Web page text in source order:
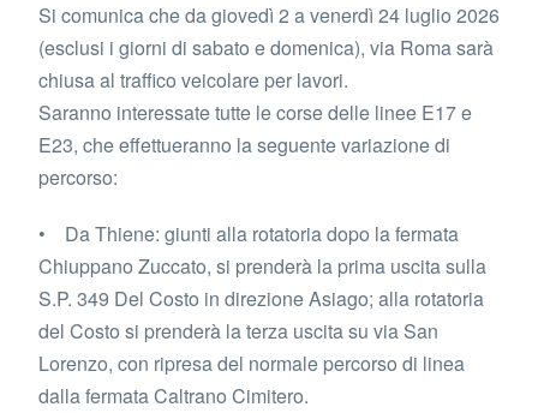
Si comunica che da giovedì 2 a venerdì 24 luglio 2026
(esclusi i giorni di sabato e domenica), via Roma sarà
chiusa al traffico veicolare per lavori.
Saranno interessate tutte le corse delle linee E17 e
E23, che effettueranno la seguente variazione di
percorso:
• Da Thiene: giunti alla rotatoria dopo la fermata
Chiuppano Zuccato, si prenderà la prima uscita sulla
S.P. 349 Del Costo in direzione Asiago; alla rotatoria
del Costo si prenderà la terza uscita su via San
Lorenzo, con ripresa del normale percorso di linea
dalla fermata Caltrano Cimitero.